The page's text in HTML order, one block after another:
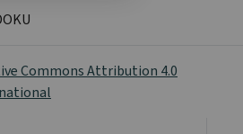
Commons Attribution 4.0